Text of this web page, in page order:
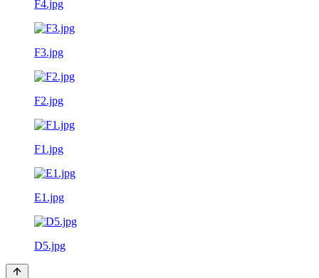
F4.jpg
F3.jpg
F2.jpg
F1.jpg
E1.jpg
D5.jpg